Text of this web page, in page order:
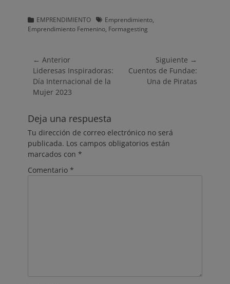
Categorias
EMPRENDIMIENTO Etiquetas
Emprendimiento,
Emprendimiento Femenino, Formagesting
Navegación
de
entradas
← Anterior
Entrada
anterior:
Lideresas Inspiradoras:
Día Internacional de la
Mujer 2023
Siguiente →
Entrada
siguiente:
Cuentos de Fundae:
Una de Piratas
Deja una respuesta
Tu dirección de correo electrónico no será
publicada. Los campos obligatorios están
marcados con *
Comentario *